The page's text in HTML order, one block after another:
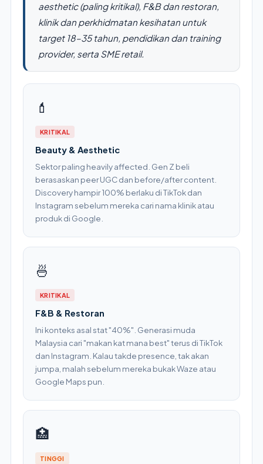
aesthetic (paling kritikal), F&B dan restoran,
klinik dan perkhidmatan kesihatan untuk
target 18–35 tahun, pendidikan dan training
provider, serta SME retail.
💄
KRITIKAL
Beauty & Aesthetic
Sektor paling heavily affected. Gen Z beli
berasaskan peer UGC dan before/after content.
Discovery hampir 100% berlaku di TikTok dan
Instagram sebelum mereka cari nama klinik atau
produk di Google.
🍜
KRITIKAL
F&B & Restoran
Ini konteks asal stat "40%". Generasi muda
Malaysia cari "makan kat mana best" terus di TikTok
dan Instagram. Kalau takde presence, tak akan
jumpa, malah sebelum mereka bukak Waze atau
Google Maps pun.
🏥
TINGGI